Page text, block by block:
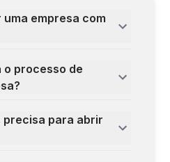
empresa com
o processo de
precisa para abrir